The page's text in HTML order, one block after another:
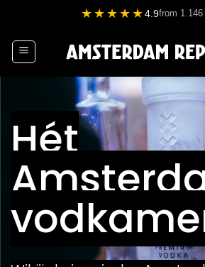
inhoud
★★★★★4.9from 1.146
Hét